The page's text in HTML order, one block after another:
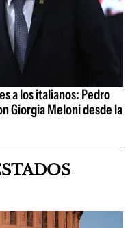
a los italianos: Pedro
Giorgia Meloni desde la